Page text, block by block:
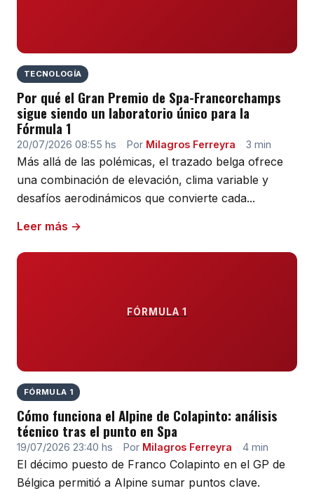
TECNOLOGÍA
Por qué el Gran Premio de Spa-Francorchamps
sigue siendo un laboratorio único para la
Fórmula 1
20/07/2026 08:55 hs · Por Milagros Ferreyra · 3 min
Más allá de las polémicas, el trazado belga ofrece
una combinación de elevación, clima variable y
desafíos aerodinámicos que convierte cada...
Leer más →
FÓRMULA 1
FÓRMULA 1
Cómo funciona el Alpine de Colapinto: análisis
técnico tras el punto en Spa
19/07/2026 23:40 hs · Por Milagros Ferreyra · 4 min
El décimo puesto de Franco Colapinto en el GP de
Bélgica permitió a Alpine sumar puntos clave.